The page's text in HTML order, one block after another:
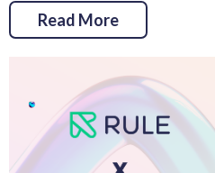
Read More